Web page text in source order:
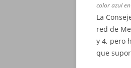
color azul
La
red de
y 4, pero
que